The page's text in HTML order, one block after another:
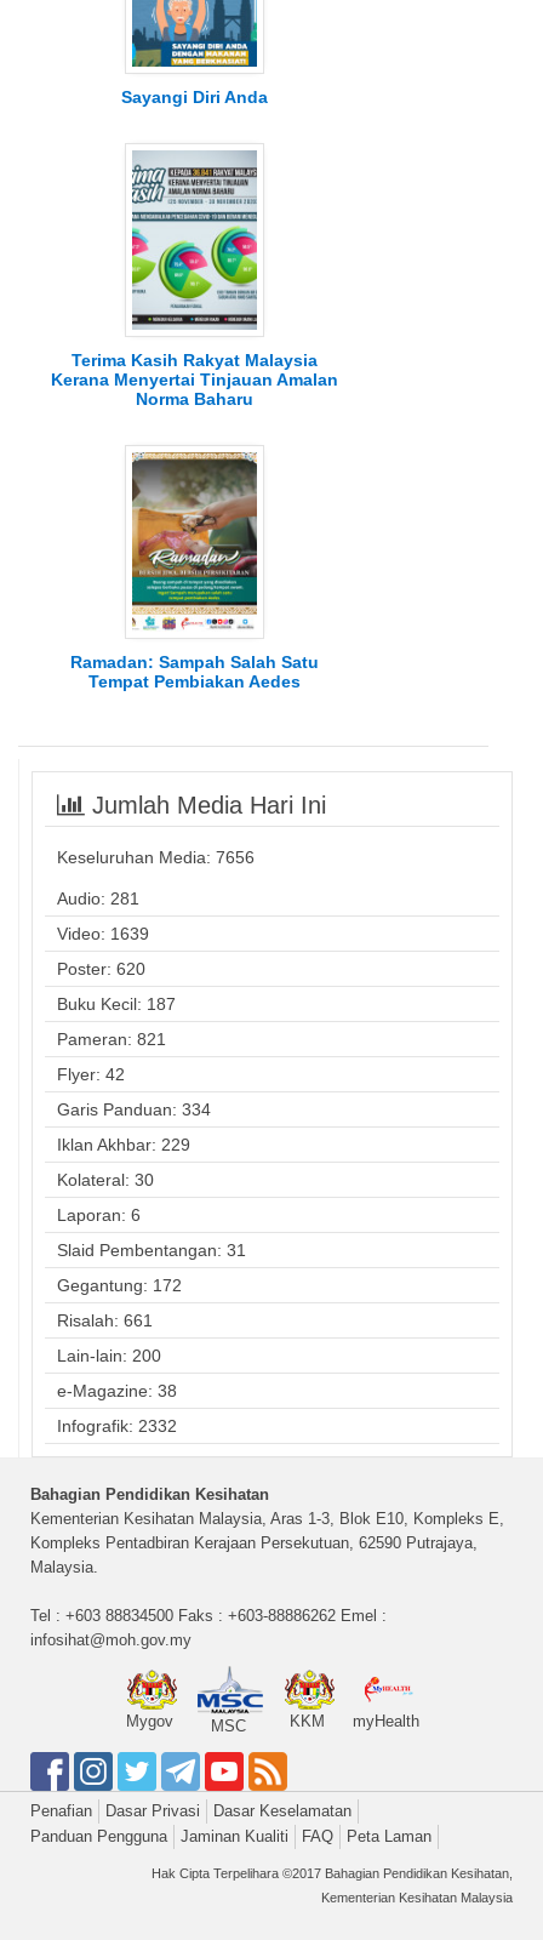
Sayangi Diri Anda
Terima Kasih Rakyat Malaysia
Kerana Menyertai Tinjauan Amalan
Norma Baharu
Ramadan: Sampah Salah Satu
Tempat Pembiakan Aedes
Jumlah Media Hari Ini
Keseluruhan Media: 7656
Audio: 281
Video: 1639
Poster: 620
Buku Kecil: 187
Pameran: 821
Flyer: 42
Garis Panduan: 334
Iklan Akhbar: 229
Kolateral: 30
Laporan: 6
Slaid Pembentangan: 31
Gegantung: 172
Risalah: 661
Lain-lain: 200
e-Magazine: 38
Infografik: 2332
Bahagian Pendidikan Kesihatan
Kementerian Kesihatan Malaysia, Aras 1-3, Blok E10, Kompleks E,
Kompleks Pentadbiran Kerajaan Persekutuan, 62590 Putrajaya,
Malaysia.
Tel : +603 88834500 Faks : +603-88886262 Emel :
infosihat@moh.gov.my
Mygov MSC KKM myHealth
Penafian Dasar Privasi
Dasar Keselamatan
Panduan Pengguna
Jaminan Kualiti FAQ Peta Laman
Hak Cipta Terpelihara ©2017 Bahagian Pendidikan Kesihatan,
Kementerian Kesihatan Malaysia